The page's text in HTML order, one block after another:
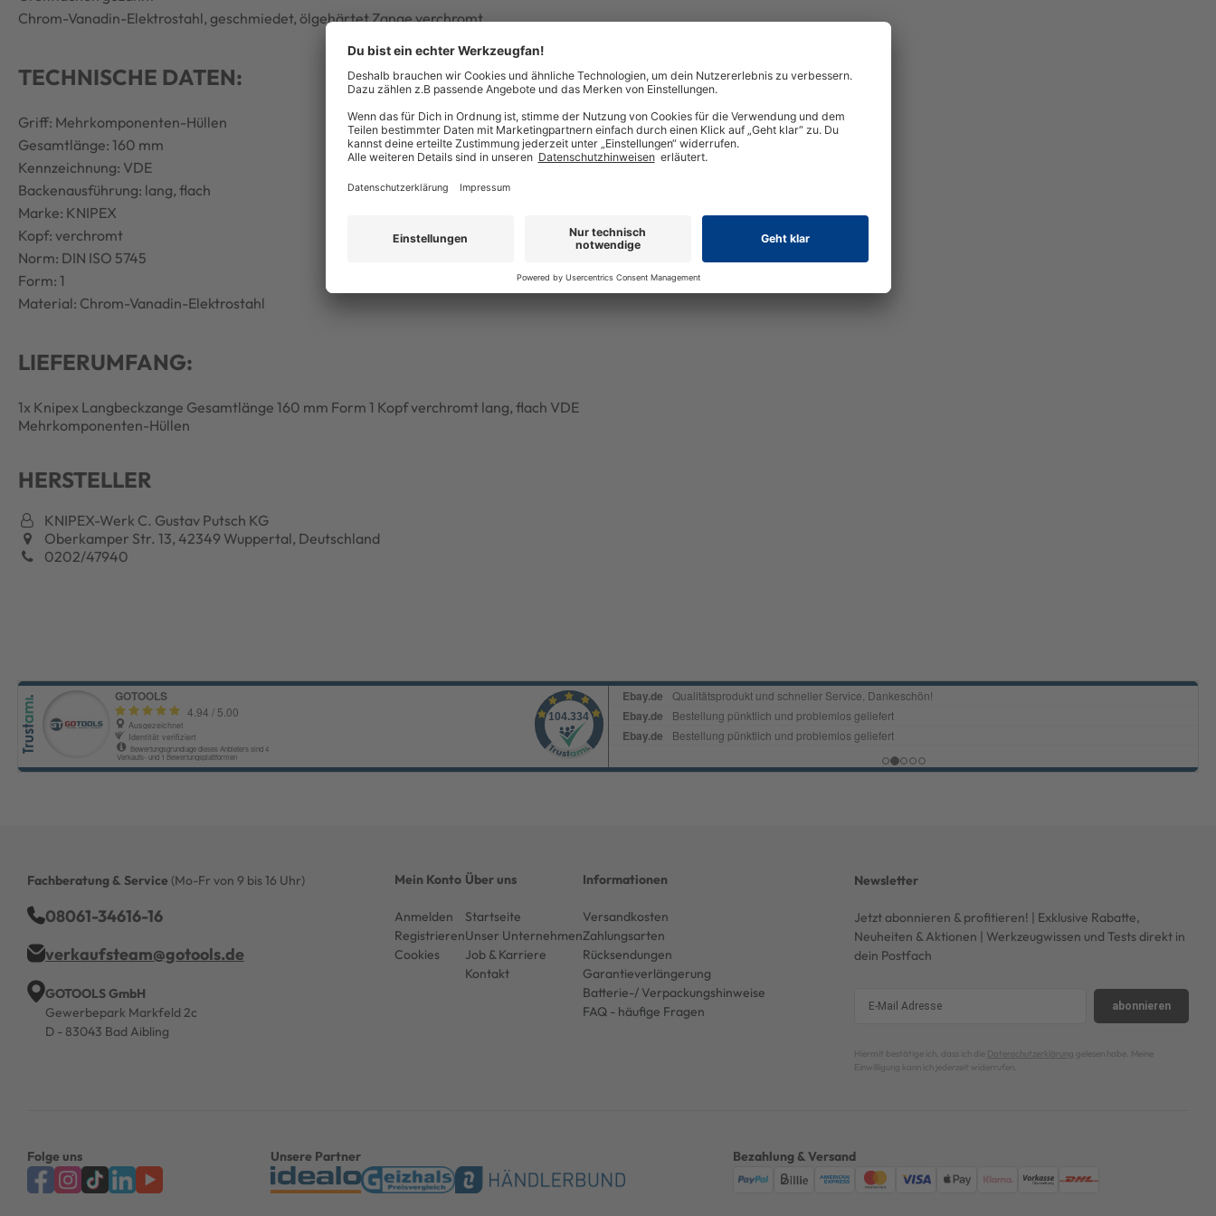
Chrom-Vanadin-Elektrostahl, geschmiedet, ölgehärtet Zange verchromt
TECHNISCHE DATEN:
Griff: Mehrkomponenten-Hüllen
Gesamtlänge: 160 mm
Kennzeichnung: VDE
Backenausführung: lang, flach
Marke: KNIPEX
Kopf: verchromt
Norm: DIN ISO 5745
Form: 1
Material: Chrom-Vanadin-Elektrostahl
LIEFERUMFANG:
1x Knipex Langbeckzange Gesamtlänge 160 mm Form 1 Kopf verchromt lang, flach VDE
Mehrkomponenten-Hüllen
HERSTELLER
KNIPEX-Werk C. Gustav Putsch KG
Oberkamper Str. 13, 42349 Wuppertal, Deutschland
0202/47940
Fachberatung & Service (Mo-Fr von 9 bis 16 Uhr)
08061-34616-16
verkaufsteam@gotools.de
GOTOOLS GmbH
Gewerbepark Markfeld 2c
D - 83043 Bad Aibling
Mein Konto
Anmelden
Registrieren
Cookies
Über uns
Startseite
Unser Unternehmen
Job & Karriere
Kontakt
Informationen
Versandkosten
Zahlungsarten
Rücksendungen
Garantieverlängerung
Batterie-/ Verpackungshinweise
FAQ - häufige Fragen
Newsletter
Jetzt abonnieren & profitieren! | Exklusive Rabatte,
Neuheiten & Aktionen | Werkzeugwissen und Tests direkt in
dein Postfach
abonnieren
Hiermit bestätige ich, dass ich die Datenschutzerklärung gelesen habe. Meine
Einwilligung kann ich jederzeit widerrufen.
Folge uns Unsere Partner Bezahlung & Versand